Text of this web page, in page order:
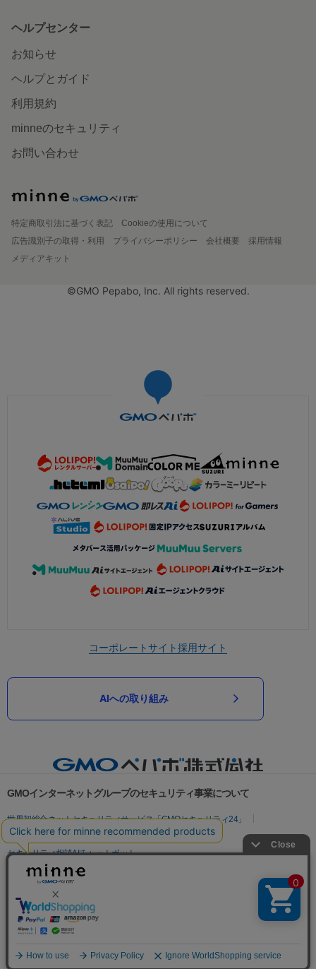
ヘルプセンター
お知らせ
ヘルプとガイド
利用規約
minneのセキュリティ
お問い合わせ
特定商取引法に基づく表記
Cookieの使用について
広告識別子の取得・利用
プライバシーポリシー 会社概要
採用情報
メディアキット
©GMO Pepabo, Inc. All rights reserved.
コーポレートサイト採用サイト
AIへの取り組み
GMOインターネットグループのセキュリティ事業について
世界初総合ネットセキュリティサービス「GMOセキュリティ24」
パスワード漏洩診断
Webサイトリスク診断
セキュリティ相談AIチャットボット
実在証明・盗聴対策
サイバー攻撃対策（GMO Flatt Security）
セキュリティ事業の軌跡